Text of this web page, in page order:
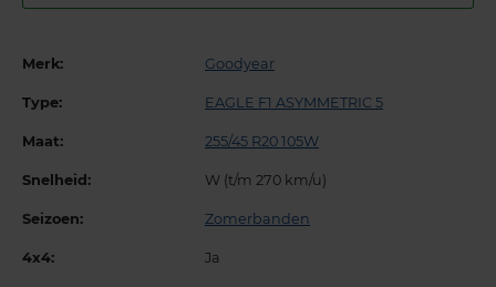
Merk: Goodyear
Type: EAGLE F1 ASYMMETRIC 5
Maat: 255/45 R20 105W
Snelheid: W (t/m 270 km/u)
Seizoen: Zomerbanden
4x4: Ja